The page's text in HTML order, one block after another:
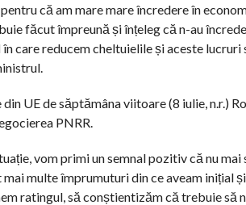
că am mare mare încredere în
făcut împreună și înțeleg că n-au
care reducem cheltuielile și aceste lucruri
UE de săptămâna viitoare (8 iulie, n.r.)
PNRR.
vom primi un semnal pozitiv că nu mai
multe împrumuturi din ce aveam inițial
ratingul, să conștientizăm că trebuie să